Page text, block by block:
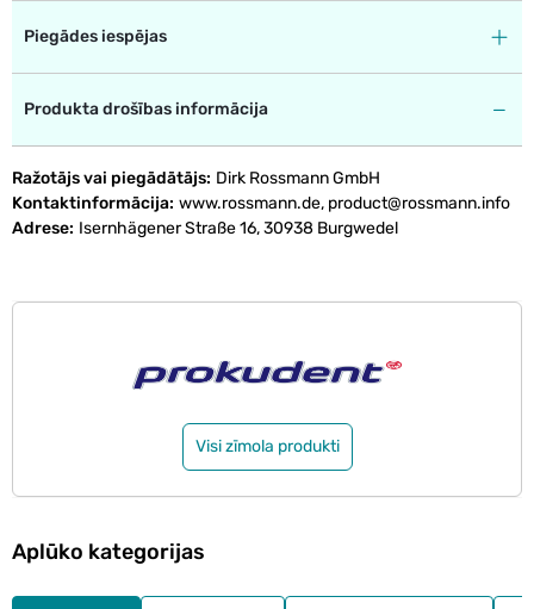
Piegādes iespējas
Produkta drošības informācija
Ražotājs vai piegādātājs Dirk Rossmann GmbH
Kontaktinformācija www.rossmann.de, product@rossmann.info
Adrese Isernhägener Straße 16, 30938 Burgwedel
Visi zīmola produkti
Aplūko kategorijas